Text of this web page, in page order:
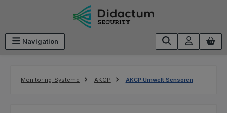
Zum Hauptinhalt springen
Navigation
Monitoring-Systeme AKCP AKCP Umwelt Sensoren